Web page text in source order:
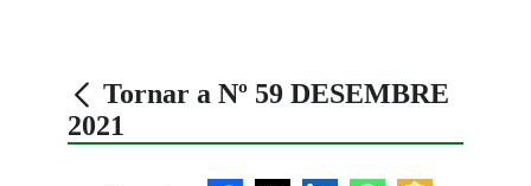
Tornar a Nº 59 DESEMBRE
2021